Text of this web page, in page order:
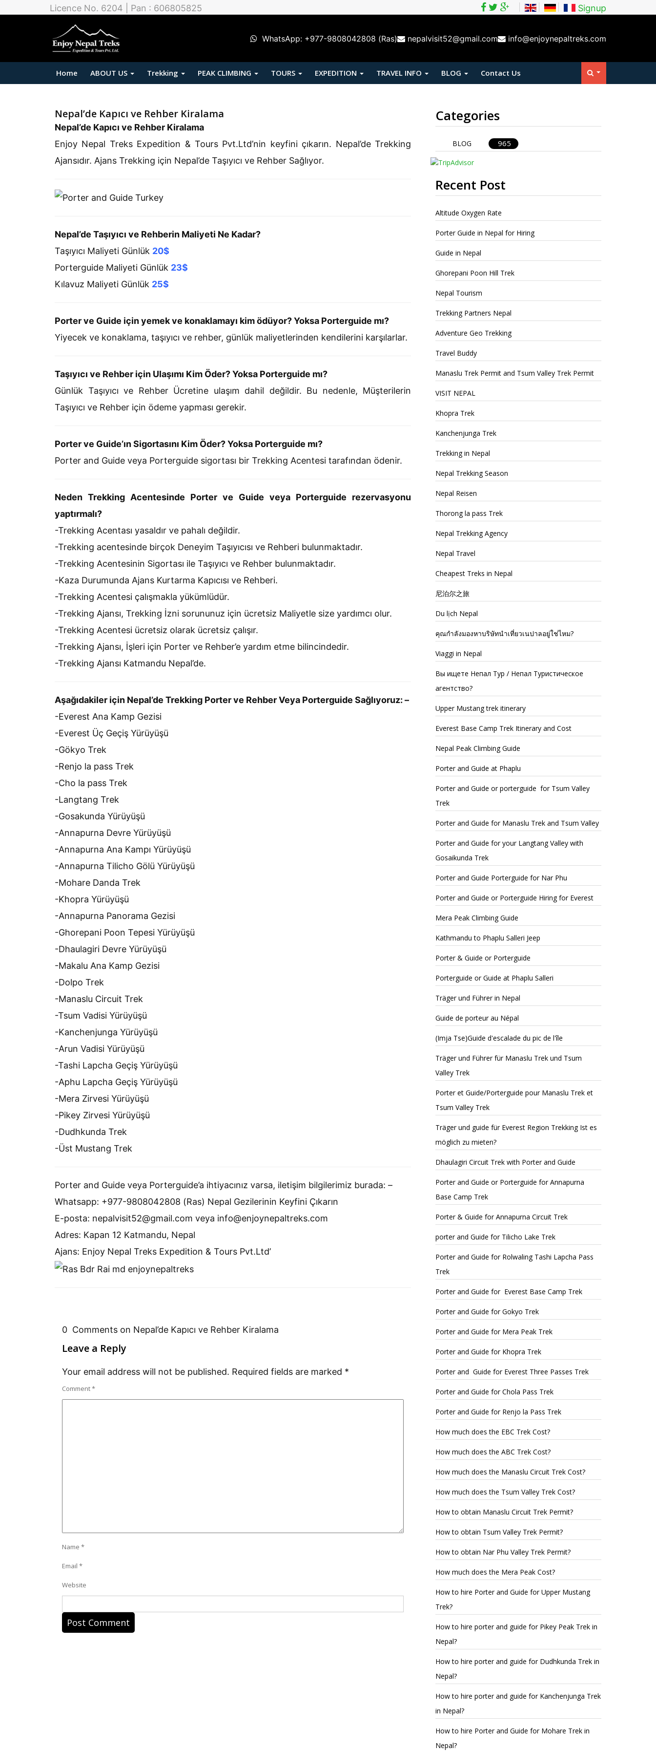
Licence No. 6204 | Pan : 606805825 Signup
WhatsApp: +977-9808042808 (Ras) nepalvisit52@gmail.com info@enjoynepaltreks.com
Home ABOUT US Trekking PEAK CLIMBING TOURS EXPEDITION TRAVEL INFO BLOG Contact Us
Nepal’de Kapıcı ve Rehber Kiralama
Nepal’de Kapıcı ve Rehber Kiralama
Enjoy Nepal Treks Expedition & Tours Pvt.Ltd’nin keyfini çıkarın. Nepal’de Trekking
Ajansıdır. Ajans Trekking için Nepal’de Taşıyıcı ve Rehber Sağlıyor.
Nepal’de Taşıyıcı ve Rehberin Maliyeti Ne Kadar?
Taşıyıcı Maliyeti Günlük 20$
Porterguide Maliyeti Günlük 23$
Kılavuz Maliyeti Günlük 25$
Porter ve Guide için yemek ve konaklamayı kim ödüyor? Yoksa Porterguide mı?
Yiyecek ve konaklama, taşıyıcı ve rehber, günlük maliyetlerinden kendilerini karşılarlar.
Taşıyıcı ve Rehber için Ulaşımı Kim Öder? Yoksa Porterguide mı?
Günlük Taşıyıcı ve Rehber Ücretine ulaşım dahil değildir. Bu nedenle, Müşterilerin
Taşıyıcı ve Rehber için ödeme yapması gerekir.
Porter ve Guide’ın Sigortasını Kim Öder? Yoksa Porterguide mı?
Porter and Guide veya Porterguide sigortası bir Trekking Acentesi tarafından ödenir.
Neden Trekking Acentesinde Porter ve Guide veya Porterguide rezervasyonu
yaptırmalı?
-Trekking Acentası yasaldır ve pahalı değildir.
-Trekking acentesinde birçok Deneyim Taşıyıcısı ve Rehberi bulunmaktadır.
-Trekking Acentesinin Sigortası ile Taşıyıcı ve Rehber bulunmaktadır.
-Kaza Durumunda Ajans Kurtarma Kapıcısı ve Rehberi.
-Trekking Acentesi çalışmakla yükümlüdür.
-Trekking Ajansı, Trekking İzni sorununuz için ücretsiz Maliyetle size yardımcı olur.
-Trekking Acentesi ücretsiz olarak ücretsiz çalışır.
-Trekking Ajansı, İşleri için Porter ve Rehber’e yardım etme bilincindedir.
-Trekking Ajansı Katmandu Nepal’de.
Aşağıdakiler için Nepal’de Trekking Porter ve Rehber Veya Porterguide Sağlıyoruz: –
-Everest Ana Kamp Gezisi
-Everest Üç Geçiş Yürüyüşü
-Gökyo Trek
-Renjo la pass Trek
-Cho la pass Trek
-Langtang Trek
-Gosakunda Yürüyüşü
-Annapurna Devre Yürüyüşü
-Annapurna Ana Kampı Yürüyüşü
-Annapurna Tilicho Gölü Yürüyüşü
-Mohare Danda Trek
-Khopra Yürüyüşü
-Annapurna Panorama Gezisi
-Ghorepani Poon Tepesi Yürüyüşü
-Dhaulagiri Devre Yürüyüşü
-Makalu Ana Kamp Gezisi
-Dolpo Trek
-Manaslu Circuit Trek
-Tsum Vadisi Yürüyüşü
-Kanchenjunga Yürüyüşü
-Arun Vadisi Yürüyüşü
-Tashi Lapcha Geçiş Yürüyüşü
-Aphu Lapcha Geçiş Yürüyüşü
-Mera Zirvesi Yürüyüşü
-Pikey Zirvesi Yürüyüşü
-Dudhkunda Trek
-Üst Mustang Trek
Porter and Guide veya Porterguide’a ihtiyacınız varsa, iletişim bilgilerimiz burada: –
Whatsapp: +977-9808042808 (Ras) Nepal Gezilerinin Keyfini Çıkarın
E-posta: nepalvisit52@gmail.com veya info@enjoynepaltreks.com
Adres: Kapan 12 Katmandu, Nepal
Ajans: Enjoy Nepal Treks Expedition & Tours Pvt.Ltd’
0 Comments on Nepal’de Kapıcı ve Rehber Kiralama
Leave a Reply
Your email address will not be published. Required fields are marked *
Comment*
Name *
Email *
Website
Categories
BLOG 965
Recent Post
Altitude Oxygen Rate
Porter Guide in Nepal for Hiring
Guide in Nepal
Ghorepani Poon Hill Trek
Nepal Tourism
Trekking Partners Nepal
Adventure Geo Trekking
Travel Buddy
Manaslu Trek Permit and Tsum Valley Trek Permit
VISIT NEPAL
Khopra Trek
Kanchenjunga Trek
Trekking in Nepal
Nepal Trekking Season
Nepal Reisen
Thorong la pass Trek
Nepal Trekking Agency
Nepal Travel
Cheapest Treks in Nepal
尼泊尔之旅
Du lịch Nepal
คุณกำลังมองหาบริษัทนำเที่ยวเนปาลอยู่ใช่ไหม?
Viaggi in Nepal
Вы ищете Непал Тур / Непал Туристическое
агентство?
Upper Mustang trek itinerary
Everest Base Camp Trek Itinerary and Cost
Nepal Peak Climbing Guide
Porter and Guide at Phaplu
Porter and Guide or porterguide for Tsum Valley
Trek
Porter and Guide for Manaslu Trek and Tsum Valley
Porter and Guide for your Langtang Valley with
Gosaikunda Trek
Porter and Guide Porterguide for Nar Phu
Porter and Guide or Porterguide Hiring for Everest
Mera Peak Climbing Guide
Kathmandu to Phaplu Salleri Jeep
Porter & Guide or Porterguide
Porterguide or Guide at Phaplu Salleri
Träger und Führer in Nepal
Guide de porteur au Népal
(Imja Tse)Guide d'escalade du pic de l'île
Träger und Führer für Manaslu Trek und Tsum
Valley Trek
Porter et Guide/Porterguide pour Manaslu Trek et
Tsum Valley Trek
Träger und guide für Everest Region Trekking Ist es
möglich zu mieten?
Dhaulagiri Circuit Trek with Porter and Guide
Porter and Guide or Porterguide for Annapurna
Base Camp Trek
Porter & Guide for Annapurna Circuit Trek
porter and Guide for Tilicho Lake Trek
Porter and Guide for Rolwaling Tashi Lapcha Pass
Trek
Porter and Guide for Everest Base Camp Trek
Porter and Guide for Gokyo Trek
Porter and Guide for Mera Peak Trek
Porter and Guide for Khopra Trek
Porter and Guide for Everest Three Passes Trek
Porter and Guide for Chola Pass Trek
Porter and Guide for Renjo la Pass Trek
How much does the EBC Trek Cost?
How much does the ABC Trek Cost?
How much does the Manaslu Circuit Trek Cost?
How much does the Tsum Valley Trek Cost?
How to obtain Manaslu Circuit Trek Permit?
How to obtain Tsum Valley Trek Permit?
How to obtain Nar Phu Valley Trek Permit?
How much does the Mera Peak Cost?
How to hire Porter and Guide for Upper Mustang
Trek?
How to hire porter and guide for Pikey Peak Trek in
Nepal?
How to hire porter and guide for Dudhkunda Trek in
Nepal?
How to hire porter and guide for Kanchenjunga Trek
in Nepal?
How to hire Porter and Guide for Mohare Trek in
Nepal?